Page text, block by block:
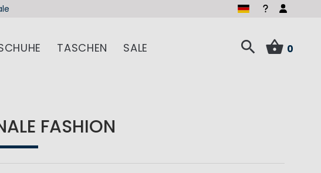
TASCHEN SALE 0
FASHION